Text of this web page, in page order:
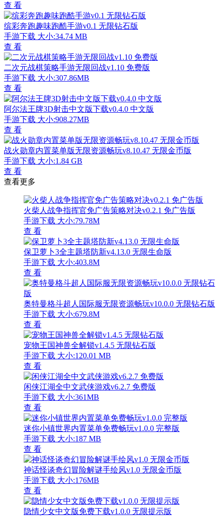
查 看
缤彩奔跑趣味跑酷手游v0.1 无限钻石版
手游下载 大小:34.74 MB
查 看
二次元战棋策略手游无限回战v1.10 免费版
手游下载 大小:307.86MB
查 看
阿尔法王牌3D射击中文版下载v0.4.0 中文版
手游下载 大小:908.27MB
查 看
战火勋章内置菜单版无限资源畅玩v8.10.47 无限金币版
手游下载 大小:1.84 GB
查 看
查看更多
火柴人战争指挥官免广告策略对决v0.2.1 免广告版
手游下载 大小:79.78M
查 看
保卫萝卜3全主题塔防新v4.13.0 无限生命版
手游下载 大小:403.8M
查 看
奥特曼格斗超人国际服无限资源畅玩v10.0.0 无限钻石版
手游下载 大小:679.8M
查 看
宠物王国神兽全解锁v1.4.5 无限钻石版
手游下载 大小:120.01 MB
查 看
闲侠江湖全中文武侠游戏v6.2.7 免费版
手游下载 大小:361MB
查 看
迷你小镇世界内置菜单免费畅玩v1.0.0 完整版
手游下载 大小:187 MB
查 看
神话怪谈奇幻冒险解谜手绘风v1.0 无限金币版
手游下载 大小:176MB
查 看
隐情少女中文版免费下载v1.0.0 无限提示版